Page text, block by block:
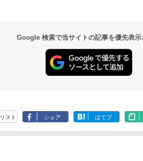
10,450円～
19,541円～
7,950円～
5,758円～
Google 検索で当サイトの記事を優先表示
リスト シェア はてブ